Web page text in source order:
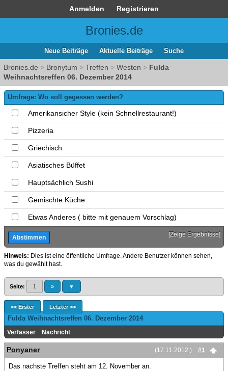
Anmelden Registrieren
Bronies.de
Neue Beiträge Aktuelle Beiträge Suche
Bronies.de > Bronytum > Treffen > Westen > Fulda
Weihnachtsreffen 06. Dezember 2014
Umfrage: Wo soll gegessen werden?
Amerikansicher Style (kein Schnellrestaurant!)
Pizzeria
Griechisch
Asiatisches Büffet
Hauptsächlich Sushi
Gemischte Küche
Etwas Anderes ( bitte mit genauem Vorschlag)
[Zeige Ergebnisse]
Hinweis: Dies ist eine öffentliche Umfrage. Andere Benutzer können sehen,
was du gewählt hast.
Seite: 1 » ▼
<< Erster Letzter >>
Fulda Weihnachtsreffen 06. Dezember 2014
Verfasser Nachricht
(17.11.2012 ) #1
Ponyaner
Das nächste Treffen steht am 12. November an.